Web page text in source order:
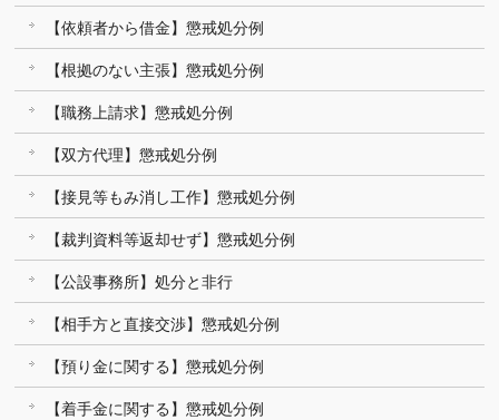
【依頼者から借金】懲戒処分例
【根拠のない主張】懲戒処分例
【職務上請求】懲戒処分例
【双方代理】懲戒処分例
【接見等もみ消し工作】懲戒処分例
【裁判資料等返却せず】懲戒処分例
【公設事務所】処分と非行
【相手方と直接交渉】懲戒処分例
【預り金に関する】懲戒処分例
【着手金に関する】懲戒処分例